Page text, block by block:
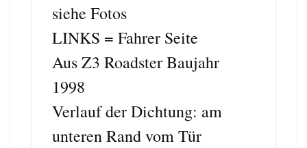
siehe Fotos
LINKS = Fahrer Seite
Aus Z3 Roadster Baujahr
1998
Verlauf der Dichtung: am
unteren Rand vom Tür